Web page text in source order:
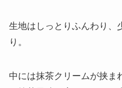
生地はしっとりふんわり、
り。
中には抹茶クリームが挟ま